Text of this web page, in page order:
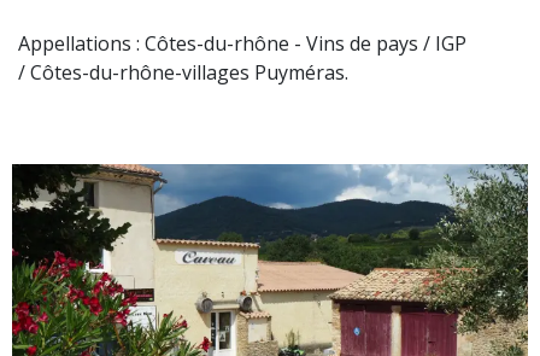
Appellations : Côtes-du-rhône - Vins de pays / IGP
/ Côtes-du-rhône-villages Puyméras.